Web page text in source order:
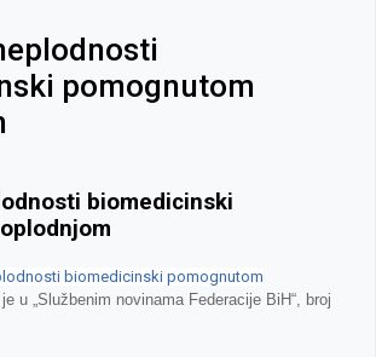
pomognutom
biomedicinski
biomedicinski pomognutom
u „Službenim novinama Federacije BiH“, broj